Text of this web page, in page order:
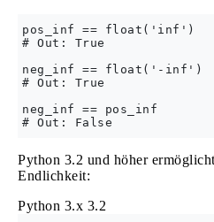
pos_inf == float('inf')
# Out: True
neg_inf == float('-inf')
# Out: True
neg_inf == pos_inf
Python 3.2 und höher
Endlichkeit:
Python 3.x 3.2